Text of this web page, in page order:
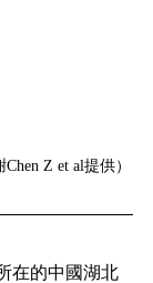
Z et al提供）
在的中國湖北